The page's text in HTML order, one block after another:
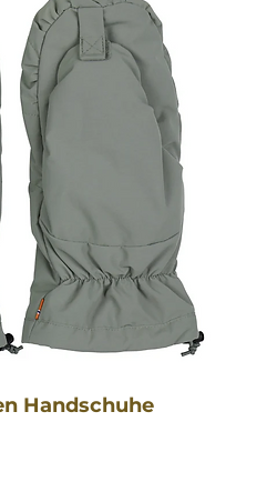
Handschuhe